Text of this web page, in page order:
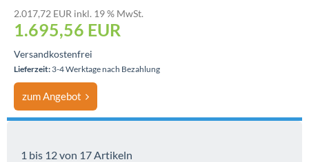
2.017,72 EUR inkl. 19 % MwSt.
1.695,56 EUR
Versandkostenfrei
Lieferzeit: 3-4 Werktage nach Bezahlung
zum Angebot
1 bis 12 von 17 Artikeln